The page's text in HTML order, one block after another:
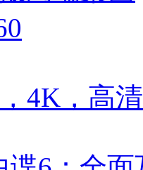
4K，高